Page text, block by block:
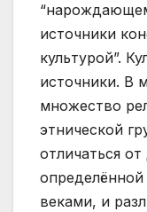
источники
культурой”.
источники. В
множество
этнической
отличаться
веками, и